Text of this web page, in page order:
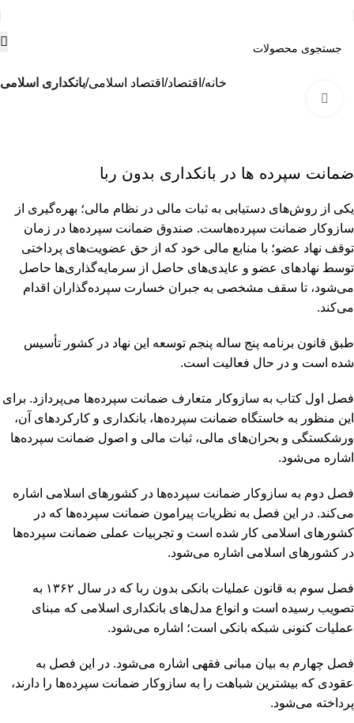
خانه اقتصاد اقتصاد اسلامی بانکداری اسلامی
ضمانت سپرده ها در بانکداری بدون ربا
یکی از روش‌های دستیابی به ثبات مالی در نظام مالی؛ بهره‌گیری از
سازوکار ضمانت سپرده‌هاست. صندوق ضمانت سپرده‌ها در زمان
توقف نهاد عضو؛ با منابع مالی خود که از حق عضویت‌های پرداختی
توسط نهادهای عضو و عایدی‌های حاصل از سرمایه‌گذاری‌ها حاصل
می‌شود، تا سقف مشخصی به جبران خسارت سپرده‌گذاران اقدام
می‌کند.
طبق قانون برنامه پنج ساله پنجم توسعه این نهاد در کشور تأسیس
شده است و در حال فعالیت است.
فصل اول کتاب به سازوکار متعارف ضمانت سپرده‌ها می‌پردازد. برای
این منظور به خاستگاه ضمانت سپرده‌ها، بانکداری و کارکردهای آن،
ورشکستگی و بحران‌های مالی، ثبات مالی و اصول ضمانت سپرده‌ها
اشاره می‌شود.
فصل دوم به سازوکار ضمانت سپرده‌ها در کشورهای اسلامی اشاره
می‌کند. در این فصل به نظریات پیرامون ضمانت سپرده‌ها که در
کشورهای اسلامی کار شده است و تجربیات عملی ضمانت سپرده‌ها
در کشورهای اسلامی اشاره می‌شود.
فصل سوم به قانون عملیات بانکی بدون ربا که در سال ۱۳۶۲ به
تصویب رسیده است و انواع مدل‌های بانکداری اسلامی که مبنای
عملیات کنونی شبکه بانکی است؛ اشاره می‌شود.
فصل چهارم به بیان مبانی فقهی اشاره می‌شود. در این فصل به
عقودی که بیشترین شباهت را به سازوکار ضمانت سپرده‌ها را دارند،
پرداخته می‌شود.